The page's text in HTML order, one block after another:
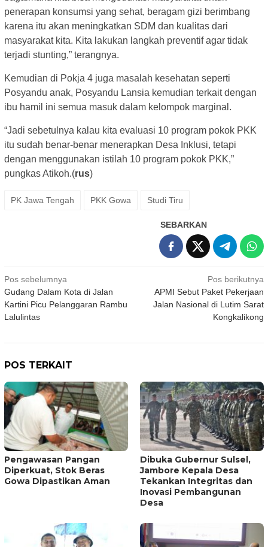
penerapan konsumsi yang sehat, beragam gizi berimbang
karena itu akan meningkatkan SDM dan kualitas dari
masyarakat kita. Kita lakukan langkah preventif agar tidak
terjadi stunting,” terangnya.
Kemudian di Pokja 4 juga masalah kesehatan seperti
Posyandu anak, Posyandu Lansia kemudian terkait dengan
ibu hamil ini semua masuk dalam kelompok marginal.
“Jadi sebetulnya kalau kita evaluasi 10 program pokok PKK
itu sudah benar-benar menerapkan Desa Inklusi, tetapi
dengan menggunakan istilah 10 program pokok PKK,”
pungkas Atikoh.(rus)
PK Jawa Tengah PKK Gowa Studi Tiru
SEBARKAN
Navigasi
pos
Pos sebelumnya
Gudang Dalam Kota di Jalan
Kartini Picu Pelanggaran Rambu
Lalulintas
Pos berikutnya
APMI Sebut Paket Pekerjaan
Jalan Nasional di Lutim Sarat
Kongkalikong
POS TERKAIT
Pengawasan Pangan
Diperkuat, Stok Beras
Gowa Dipastikan Aman
Dibuka Gubernur Sulsel,
Jambore Kepala Desa
Tekankan Integritas dan
Inovasi Pembangunan
Desa